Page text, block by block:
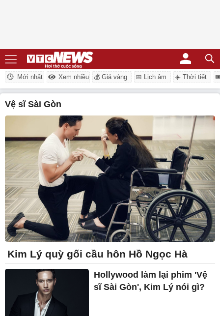
Mới nhất Xem nhiều 💰 Giá vàng 📅 Lịch âm ☀️ Thời tiết
Vệ sĩ Sài Gòn
Kim Lý quỳ gối cầu hôn Hồ Ngọc Hà
Hollywood làm lại phim 'Vệ
sĩ Sài Gòn', Kim Lý nói gì?